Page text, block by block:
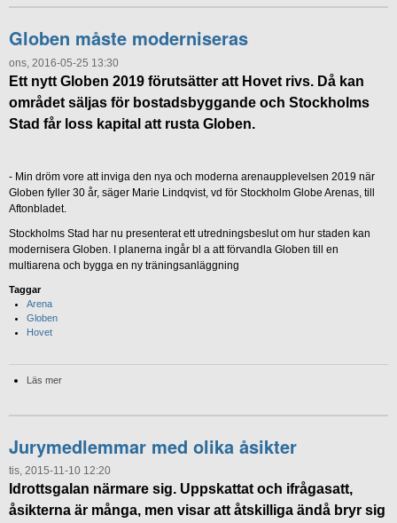
Globen måste moderniseras
ons, 2016-05-25 13:30
Ett nytt Globen 2019 förutsätter att Hovet rivs. Då kan
området säljas för bostadsbyggande och Stockholms
Stad får loss kapital att rusta Globen.
- Min dröm vore att inviga den nya och moderna arenaupplevelsen 2019 när
Globen fyller 30 år, säger Marie Lindqvist, vd för Stockholm Globe Arenas, till
Aftonbladet.
Stockholms Stad har nu presenterat ett utredningsbeslut om hur staden kan
modernisera Globen. I planerna ingår bl a att förvandla Globen till en
multiarena och bygga en ny träningsanläggning
Taggar
Arena
Globen
Hovet
Läs mer
Jurymedlemmar med olika åsikter
tis, 2015-11-10 12:20
Idrottsgalan närmare sig. Uppskattat och ifrågasatt,
åsikterna är många, men visar att åtskilliga ändå bryr sig